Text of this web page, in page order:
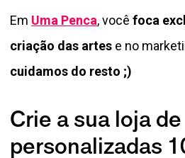
Em Uma Penca, você foca
criação das artes e no
cuidamos do resto ;)
Crie a sua loja
personalizadas